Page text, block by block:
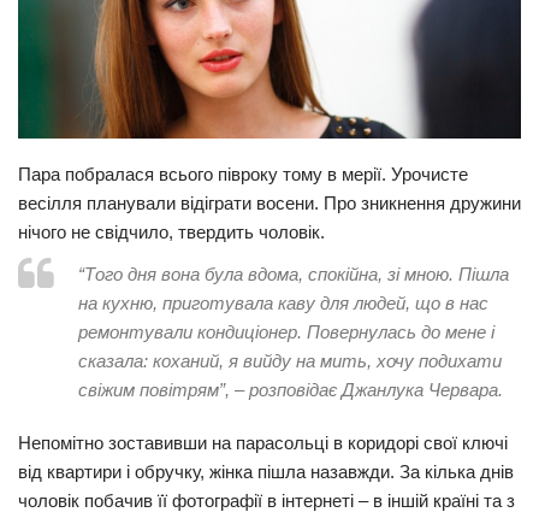
Наука
Технології
Історії
Рецепти
Привітання
Кримінал
Трагедії
Суспільство
Культура
Пара побралася всього півроку тому в мерії. Урочисте
весілля планували відіграти восени. Про зникнення дружини
нічого не свідчило, твердить чоловік.
“Того дня вона була вдома, спокійна, зі мною. Пішла
на кухню, приготувала каву для людей, що в нас
ремонтували кондиціонер. Повернулась до мене і
сказала: коханий, я вийду на мить, хочу подихати
свіжим повітрям”, – розповідає Джанлука Червара.
Непомітно зоставивши на парасольці в коридорі свої ключі
від квартири і обручку, жінка пішла назавжди. За кілька днів
чоловік побачив її фотографії в інтернеті – в іншій країні та з